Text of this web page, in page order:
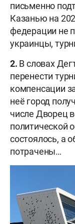
письменно
Казанью на
федерации не
украинцы,
2. В словах
перенести
компенсации
неё город
числе Дворец
политической
состоялось, а
потрачены…